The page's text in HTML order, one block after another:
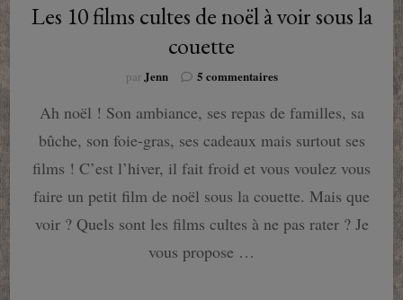
Les 10 films cultes de noël à voir sous la
couette
parJenn 5 commentairessur
10
cultes
de
à
voir
sous
Ah noël ! Son ambiance, ses repas de familles, sa
bûche, son foie-gras, ses cadeaux mais surtout ses
films ! C’est l’hiver, il fait froid et vous voulez vous
faire un petit film de noël sous la couette. Mais que
voir ? Quels sont les films cultes à ne pas rater ? Je
vous propose …